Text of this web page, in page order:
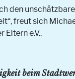
den
freut sich
Eltern e.V..
beim